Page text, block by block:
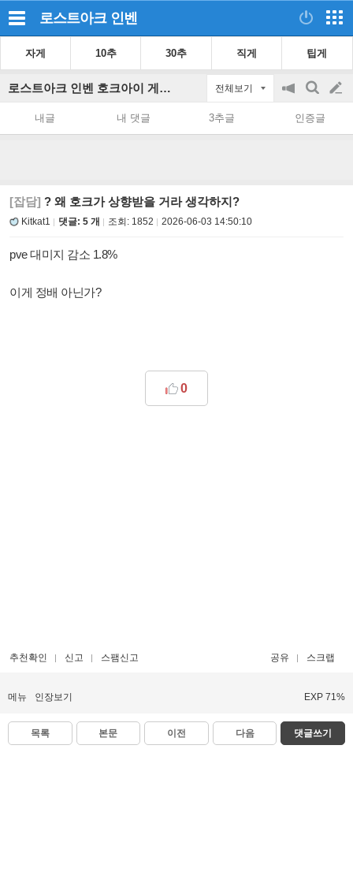
로스트아크 인벤
자게 10추 30추 직게 팁게
로스트아크 인벤 호크아이 게시판 전체보기
공
on/off
검
색
글
쓰
내글 내 댓글 3추글 인증글
[잡담] ? 왜 호크가 상향받을 거라 생각하지?
Kitkat1 댓글: 5 개 조회: 1852 2026-06-03 14:50:10
pve 대미지 감소 1.8%
이게 정배 아닌가?
0
추천확인 신고 스팸신고 공유 스크랩
메뉴 인장보기 EXP 71%
목록 본문 이전 다음 댓글쓰기